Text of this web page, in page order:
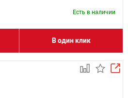
Есть в наличии
В один клик